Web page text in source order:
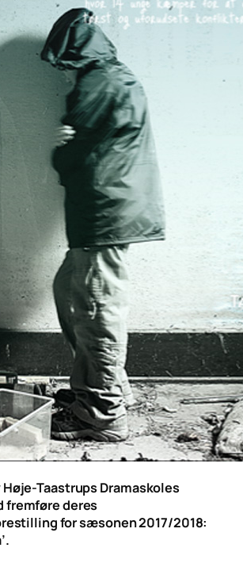
Høje-Taastrups Dramaskoles
fremføre deres
for sæsonen 2017/2018: